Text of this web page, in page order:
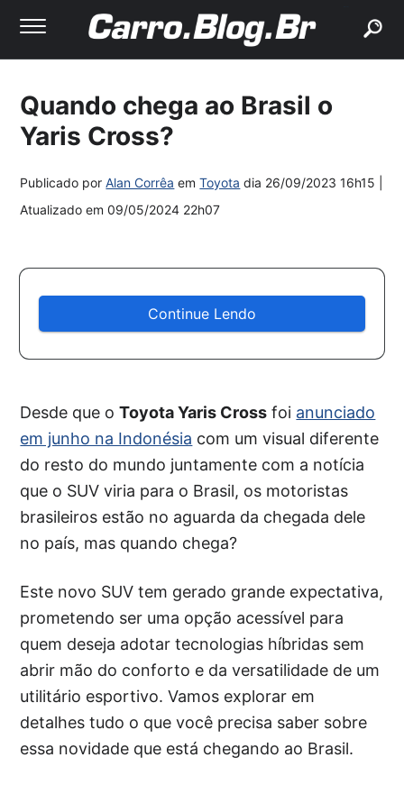
Quando chega ao Brasil o
Yaris Cross?
Publicado porAlan Corrêa emToyota dia 26/09/2023 16h15
Atualizado em09/05/2024 22h07
Continue Lendo
Desde que oToyota Yaris Cross foi anunciado
em junho na Indonésia com um visual diferente
do resto do mundo juntamente com a notícia
que o SUV viria para o Brasil, os motoristas
brasileiros estão no aguarda da chegada dele
no país, mas quando chega?
Este novo SUV tem gerado grande expectativa,
prometendo ser uma opção acessível para
quem deseja adotar tecnologias híbridas sem
abrir mão do conforto e da versatilidade de um
utilitário esportivo. Vamos explorar em
detalhes tudo o que você precisa saber sobre
essa novidade que está chegando ao Brasil.